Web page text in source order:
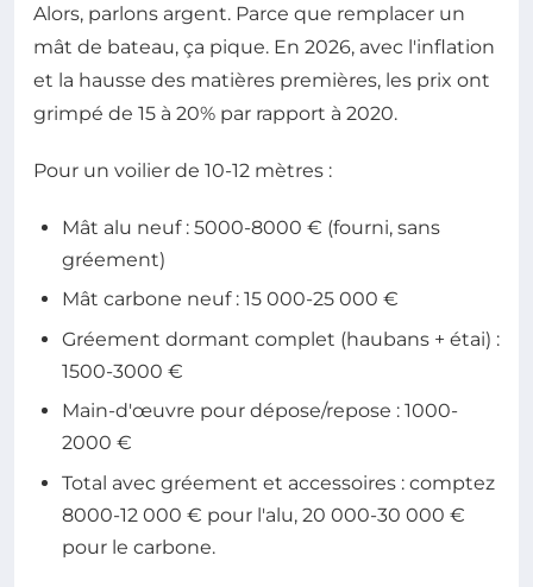
Alors, parlons argent. Parce que remplacer un
mât de bateau, ça pique. En 2026, avec l'inflation
et la hausse des matières premières, les prix ont
grimpé de 15 à 20% par rapport à 2020.
Pour un voilier de 10-12 mètres :
Mât alu neuf : 5000-8000 € (fourni, sans
gréement)
Mât carbone neuf : 15 000-25 000 €
Gréement dormant complet (haubans + étai) :
1500-3000 €
Main-d'œuvre pour dépose/repose : 1000-
2000 €
Total avec gréement et accessoires : comptez
8000-12 000 € pour l'alu, 20 000-30 000 €
pour le carbone.